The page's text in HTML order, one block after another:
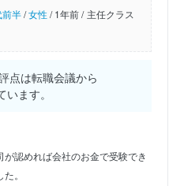
半/女性/1年前 / 主任クラス
点は転職会議から
います。
認めれば会社のお金で受験でき
。